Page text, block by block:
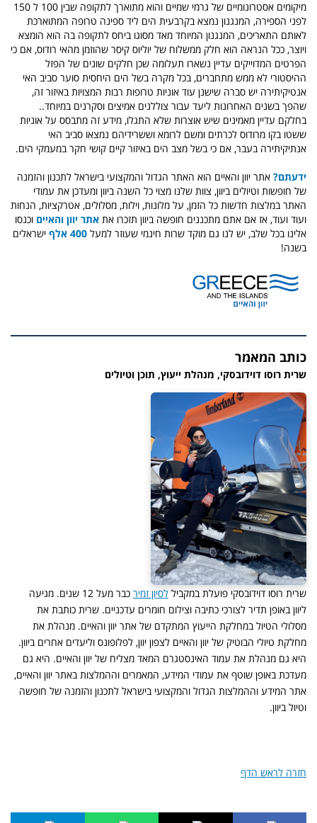
מיקומים אסטרונומיים של גרמי שמיים והוא מתוארך לתקופה שבין 100 ל 150
לפני הספירה, המנגנון נמצא בקרבעית הים ליד ספינה טרופה המתוארכת
לאותם התאריכים, המנגנון המיוחד מאד מסוגו ביחס לתקופה בה הוא הומצא
ויוצר, ככל הנראה הוא חלק ממשלוח של יוליוס קיסר שהוזמן מהאי רודוס, אם כי
הפרטים המדוייקים עדיין נשארו תעלומה שכן חלקים שונים של הפזל
ההיסטורי לא ממש מתחברים, בכל מקרה בשל הים היחסית סוער סביב האי
אנטיקיתירה יש סברה שישנן עוד אוניות טרופות רבות המצויות באיזור זה,
שהפך בשנים האחרונות ליעד עבור צוללנים אמיצים וסקרנים במיוחד..
בחלקם עדיין מאמינים שיש אוצרות שלא התגלו, מידע זה מתבסס על אוניות
ששטו בקו מרודוס לכרתים ומשם לרומא וששרידיהם נמצאו סביב האי
אנתיקיתירה בעבר, אם כי בשל מצב הים באיזור קיים קושי חקר במעמקי הים.
ידעתם? אתר יוון והאיים הוא האתר הגדול והמקצועי בישראל לתכנון והזמנה
של חופשות וטיולים ביוון, צוות שלנו מצוי כל השנה ביוון ומעדכן את עמודי
האתר במלצות חדשות כל הזמן, על מלונות, וילות, מסלולים, אטרקציות, הנחות
ועוד ועוד, אז אם אתם מתכננים חופשה ביוון תזכרו את אתר יוון והאיים וכנסו
אלינו בכל שלב, יש לנו גם מוקד שרות חינמי שעוזר למעל 400 אלף
ישראלים
בשנה!
כותב המאמר
שרית רוסו דוידובסקי, מנהלת ייעוץ, תוכן וטיולים
שרית רוסו דוידובסקי פועלת במקביל לסיון זמיר
כבר מעל 12 שנים. מגיעה
ליוון באופן תדיר לצורכי כתיבה וצילום חומרים עדכניים. שרית כותבת את
מסלולי הטיול במחלקת הייעוץ המתקדם של אתר יוון והאיים. מנהלת את
מחלקת טיולי הבוטיק של יוון והאיים לצפון יוון, לפלופונס וליעדים אחרים ביוון.
היא גם מנהלת את עמוד האינסטגרם המאד מצליח של יוון והאיים. היא גם
מעדכת באופן שוטף את עמודי המידע, המאמרים וההמלצות באתר יוון והאיים,
אתר המידע וההמלצות הגדול והמקצועי בישראל לתכנון והזמנה של חופשה
וטיול ביוון.
חזרה לראש הדף